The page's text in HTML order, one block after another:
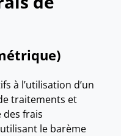
à l’utilisation d’un
traitements et
frais
le barème